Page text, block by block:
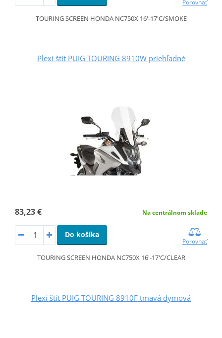
Porovnať
TOURING SCREEN HONDA NC750X 16'-17'C/SMOKE
Plexi štít PUIG TOURING 8910W priehľadné
83,23 € Na centrálnom sklade
Do košíka
Porovnať
TOURING SCREEN HONDA NC750X 16'-17'C/CLEAR
Plexi štít PUIG TOURING 8910F tmavá dymová